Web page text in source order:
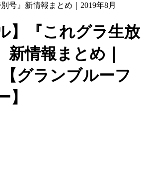
号』新情報まとめ｜2019年8月
】『これグラ生放
新情報まとめ｜
グランブルーフ
】